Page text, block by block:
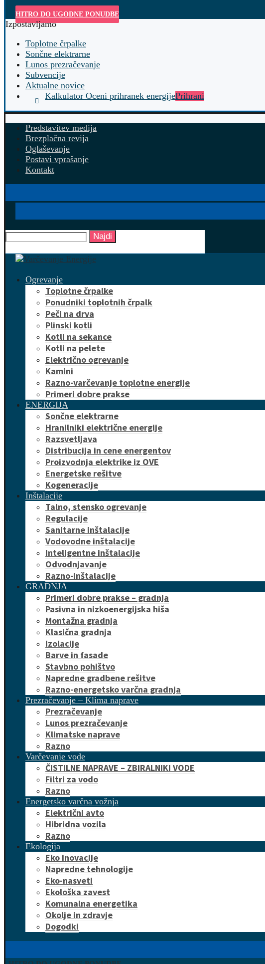
HITRO DO UGODNE PONUDBE
Izpostavljamo
Toplotne črpalke
Sončne elektrarne
Lunos prezračevanje
Subvencije
Aktualne novice
Kalkulator Oceni prihranek energijePrihrani
Predstavitev medija
Brezplačna revija
Oglaševanje
Postavi vprašanje
Kontakt
Najdi
Ogrevanje
Toplotne črpalke
Ponudniki toplotnih črpalk
Peči na drva
Plinski kotli
Kotli na sekance
Kotli na pelete
Električno ogrevanje
Kamini
Razno-varčevanje toplotne energije
Primeri dobre prakse
ENERGIJA
Sončne elektrarne
Hranilniki električne energije
Razsvetljava
Distribucija in cene energentov
Proizvodnja elektrike iz OVE
Energetske rešitve
Kogeneracije
Inštalacije
Talno, stensko ogrevanje
Regulacije
Sanitarne inštalacije
Vodovodne inštalacije
Inteligentne inštalacije
Odvodnjavanje
Razno-inštalacije
GRADNJA
Primeri dobre prakse – gradnja
Pasivna in nizkoenergijska hiša
Montažna gradnja
Klasična gradnja
Izolacije
Barve in fasade
Stavbno pohištvo
Napredne gradbene rešitve
Razno-energetsko varčna gradnja
Prezračevanje – Klima naprave
Prezračevanje
Lunos prezračevanje
Klimatske naprave
Razno
Varčevanje vode
ČISTILNE NAPRAVE – ZBIRALNIKI VODE
Filtri za vodo
Razno
Energetsko varčna vožnja
Električni avto
Hibridna vozila
Razno
Ekologija
Eko inovacije
Napredne tehnologije
Eko-nasveti
Ekološka zavest
Komunalna energetika
Okolje in zdravje
Dogodki